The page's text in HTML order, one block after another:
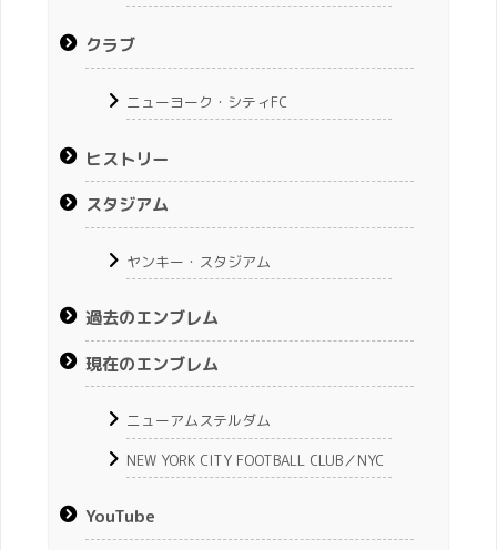
クラブ
ニューヨーク・シティFC
ヒストリー
スタジアム
ヤンキー・スタジアム
過去のエンブレム
現在のエンブレム
ニューアムステルダム
NEW YORK CITY FOOTBALL CLUB／NYC
YouTube